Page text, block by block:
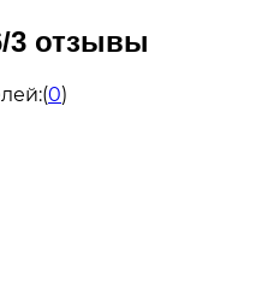
3 отзывы
(0)